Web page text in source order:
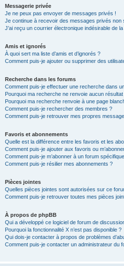
Messagerie privée
Je ne peux pas envoyer de messages privés !
Je continue à recevoir des messages privés non
J’ai reçu un courrier électronique indésirable de
Amis et ignorés
À quoi sert ma liste d’amis et d’ignorés ?
Comment puis-je ajouter ou supprimer des
Recherche dans les forums
Comment puis-je effectuer une recherche dans
Pourquoi ma recherche ne renvoie aucun résultat
Pourquoi ma recherche renvoie à une page
Comment puis-je rechercher des membres ?
Comment puis-je retrouver mes propres
Favoris et abonnements
Quelle est la différence entre les favoris et les
Comment puis-je ajouter aux favoris ou
Comment puis-je m’abonner à un forum
Comment puis-je résilier mes abonnements ?
Pièces jointes
Quelles pièces jointes sont autorisées sur ce
Comment puis-je retrouver toutes mes pièces
À propos de phpBB
Qui a développé ce logiciel de forum de
Pourquoi la fonctionnalité X n’est pas disponible ?
Qui dois-je contacter à propos de problèmes
Comment puis-je contacter un administrateur du